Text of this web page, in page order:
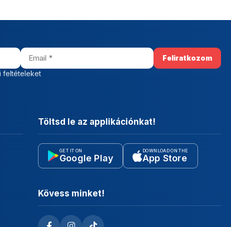
feltételeket
Töltsd le az applikációnkat!
GET IT ON
Google Play
DOWNLOAD ON THE
App Store
Kövess minket!